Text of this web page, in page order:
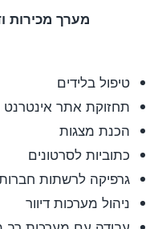
מערך מכירות
טיפול בלידים
תחזוקת אתר אינטרנט
הכנת מצגות
כתוביות לסרטונים
גרפיקה לרשתות
ניהול מערכות דיוור